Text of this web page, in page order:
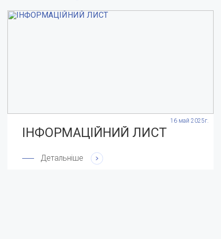
16 май 2025г.
ІНФОРМАЦІЙНИЙ ЛИСТ
Детальніше